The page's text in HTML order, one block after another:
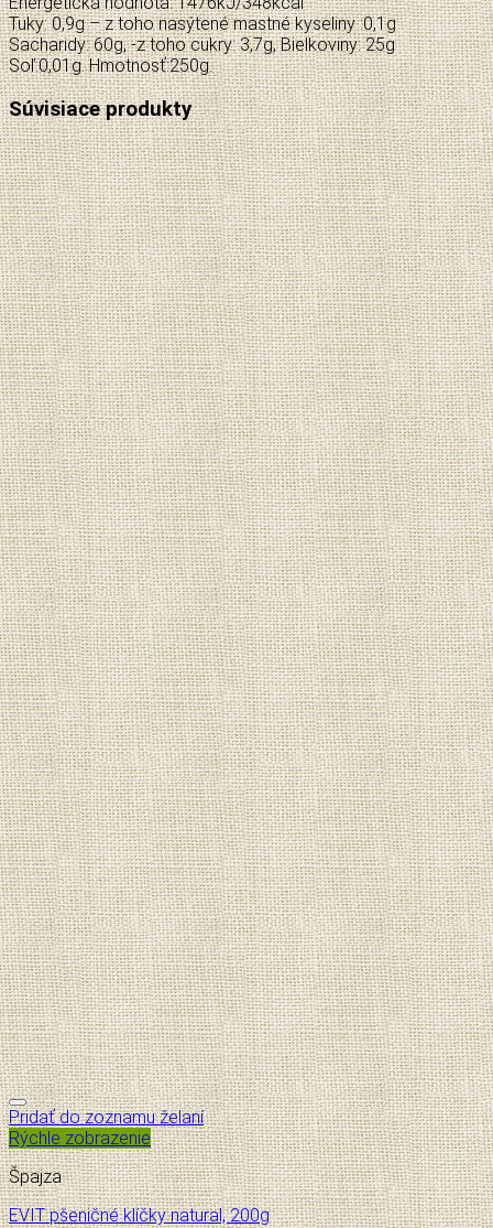
Tuky: 0,9g – z toho nasýtené mastné kyseliny :0,1g
Sacharidy: 60g, -z toho cukry: 3,7g, Bielkoviny: 25g
Soľ:0,01g. Hmotnosť:250g.
Súvisiace produkty
Pridať do zoznamu želaní
Rýchle zobrazenie
Špajza
EVIT pšeničné klíčky natural, 200g